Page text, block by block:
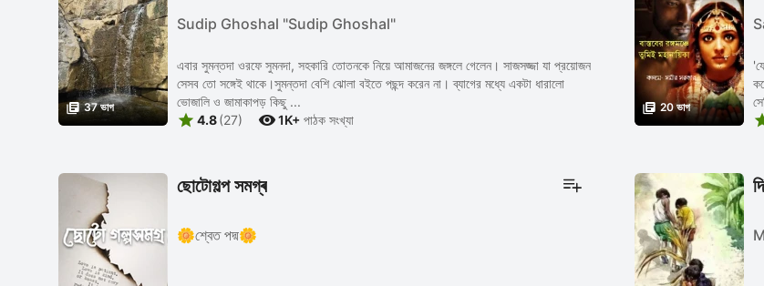
 37 ভাগ
Sudip Ghoshal "Sudip Ghoshal"
এবার সুমন্তদা ওরফে সুমনদা, সহকারি তোতনকে নিয়ে আমাজনের জঙ্গলে গেলেন। সাজসজ্জা যা প্রয়োজন
সেসব তো সঙ্গেই থাকে।সুমন্তদা বেশি ঝোলা বইতে পছন্দ করেন না। ব্যাগের মধ্যে একটা ধারালো
ভোজালি ও জামাকাপড় কিছু ...
 4.8(27) 1K+ পাঠক সংখ্যা
 20 ভাগ
ছোটোগল্প সমগ্ৰ
🌼শ্বেত পদ্ম🌼